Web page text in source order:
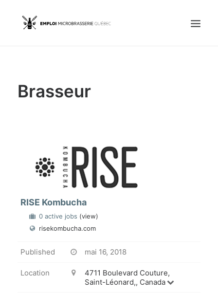
Emplois
Portail Entreprise
Portail Candidat
Brasseur
RISE Kombucha
0 active jobs (view)
risekombucha.com
Published mai 16, 2018
Location
4711 Boulevard Couture,
Saint-Léonard,, Canada